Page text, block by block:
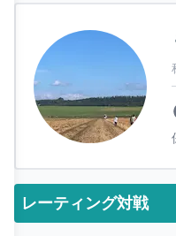
レーティング対戦